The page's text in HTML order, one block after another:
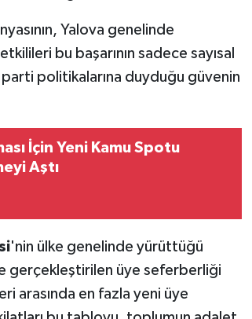
Yalova genelinde
bu başarının sadece sayısal
parti politikalarına duyduğu güvenin
İçin Yeni Kamu Spotu
Aştı
'nin ülke genelinde yürüttüğü
gerçekleştirilen üye seferberliği
arasında en fazla yeni üye